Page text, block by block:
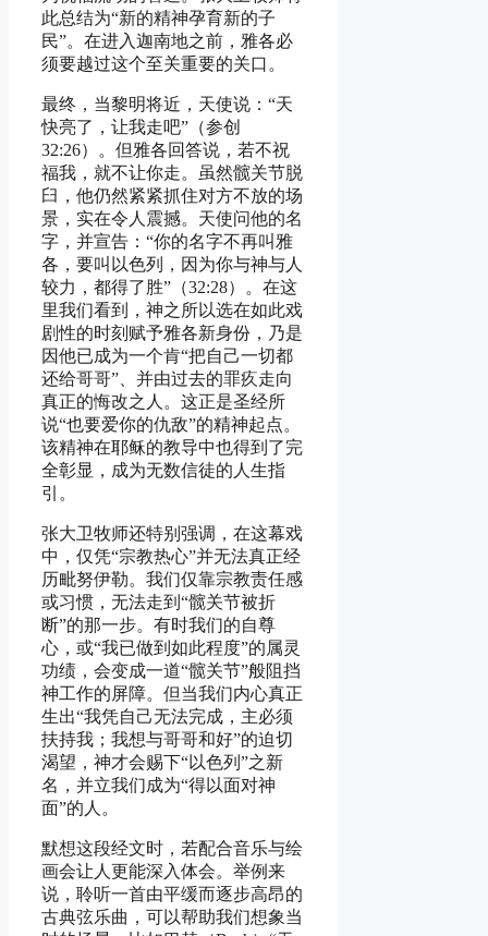
此总结为“新的精神孕育新的子
民”。在进入迦南地之前，雅各必
须要越过这个至关重要的关口。
最终，当黎明将近，天使说：“天
快亮了，让我走吧”（参创
32:26）。但雅各回答说，若不祝
福我，就不让你走。虽然髋关节脱
臼，他仍然紧紧抓住对方不放的场
景，实在令人震撼。天使问他的名
字，并宣告：“你的名字不再叫雅
各，要叫以色列，因为你与神与人
较力，都得了胜”（32:28）。在这
里我们看到，神之所以选在如此戏
剧性的时刻赋予雅各新身份，乃是
因他已成为一个肯“把自己一切都
还给哥哥”、并由过去的罪疚走向
真正的悔改之人。这正是圣经所
说“也要爱你的仇敌”的精神起点。
该精神在耶稣的教导中也得到了完
全彰显，成为无数信徒的人生指
引。
张大卫牧师还特别强调，在这幕戏
中，仅凭“宗教热心”并无法真正经
历毗努伊勒。我们仅靠宗教责任感
或习惯，无法走到“髋关节被折
断”的那一步。有时我们的自尊
心，或“我已做到如此程度”的属灵
功绩，会变成一道“髋关节”般阻挡
神工作的屏障。但当我们内心真正
生出“我凭自己无法完成，主必须
扶持我；我想与哥哥和好”的迫切
渴望，神才会赐下“以色列”之新
名，并立我们成为“得以面对神
面”的人。
默想这段经文时，若配合音乐与绘
画会让人更能深入体会。举例来
说，聆听一首由平缓而逐步高昂的
古典弦乐曲，可以帮助我们想象当